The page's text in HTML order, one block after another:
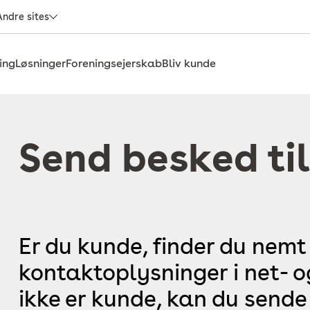
sites
LøsningerForeningsejerskabBliv kunde
Send besked
Er du kunde, finder du
kontaktoplysninger i net-
ikke er kunde, kan du